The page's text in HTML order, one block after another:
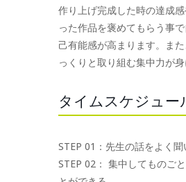
作り上げ完成した時の達成
った作品を褒めてもらう事
己有能感が高まります。ま
っくりと取り組む集中力が身
タイムスケジュー
STEP 01：先生の話をよく
STEP 02： 集中してものご